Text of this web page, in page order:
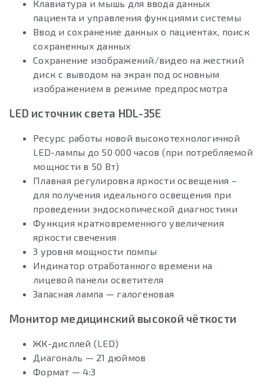
Клавиатура и мышь для ввода данных
пациента и управления функциями системы
Ввод и сохранение данных о пациентах, поиск
сохраненных данных
Сохранение изображений/видео на жесткий
диск с выводом на экран под основным
изображением в режиме предпросмотра
LED источник света HDL-35E
Ресурс работы новой высокотехнологичной
LED-лампы до 50 000 часов (при потребляемой
мощности в 50 Вт)
Плавная регулировка яркости освещения –
для получения идеального освещения при
проведении эндоскопической диагностики
Функция кратковременного увеличения
яркости свечения
3 уровня мощности помпы
Индикатор отработанного времени на
лицевой панели осветителя
Запасная лампа — галогеновая
Монитор медицинский высокой чёткости
ЖК-дисплей (LED)
Диагональ — 21 дюймов
Формат — 4:3